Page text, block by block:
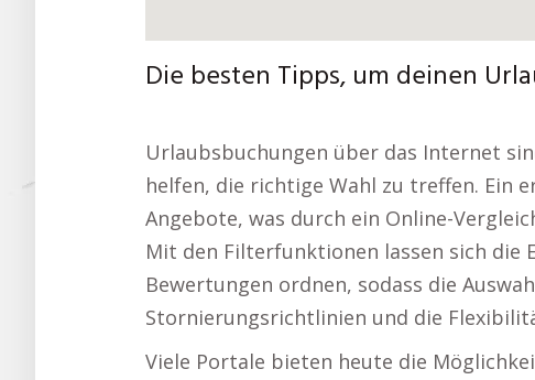
Die besten Tipps, um deinen
Urlaubsbuchungen über das Internet
helfen, die richtige Wahl zu treffen. Ein
Angebote, was durch ein Online-
Mit den Filterfunktionen lassen sich die
Bewertungen ordnen, sodass die
Stornierungsrichtlinien und die
Viele Portale bieten heute die